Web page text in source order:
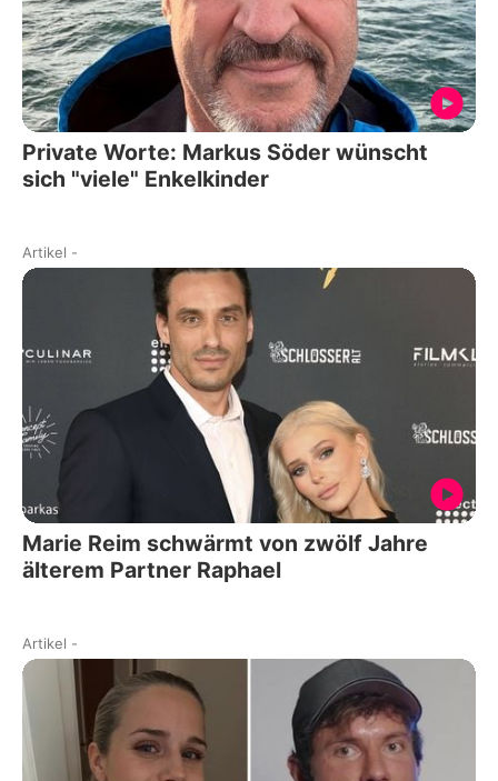
Private Worte: Markus Söder wünscht
sich "viele" Enkelkinder
Artikel -
Marie Reim schwärmt von zwölf Jahre
älterem Partner Raphael
Artikel -